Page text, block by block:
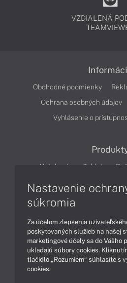
VZDIALENÁ
Obchodné podmienky
Ochrana osobných údajov
Vyhlásenie o
Notebooky Tablety
Technológie
Obsah
Nastavenie
súkromia
Za účelom zlepšenia
poskytovaných služieb na našej
marketingové účely sa do Vášho
ukladajú súbory cookies.
tlačidlo „Rozumiem“ súhlasíte s
cookies.